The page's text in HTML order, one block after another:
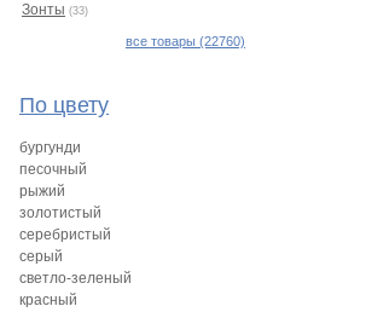
Зонты (33)
все товары (22760)
По цвету
бургунди
песочный
рыжий
золотистый
серебристый
серый
светло-зеленый
красный